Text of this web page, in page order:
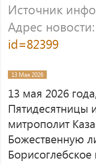
Источник
Адрес новости:
id=82399
13 Мая 2026
13 мая 2026
Пятидесятницы
митрополит
Божественную